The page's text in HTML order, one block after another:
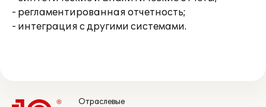
- регламентированная отчетность;
- интеграция с другими системами.
Отраслевые